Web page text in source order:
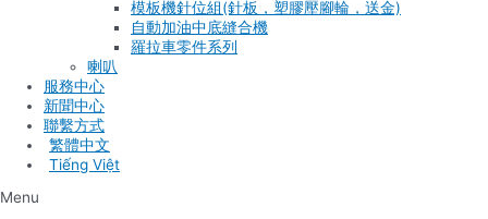
模板機針位組(針板，塑膠壓腳輪，送金)
自動加油中底縫合機
羅拉車零件系列
喇叭
服務中心
新聞中心
聯繫方式
Tiếng Việt
Menu